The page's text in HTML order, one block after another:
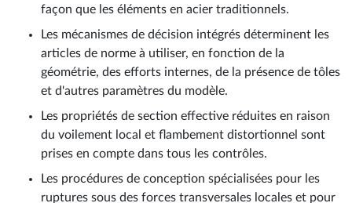
façon que les éléments en acier traditionnels.
Les mécanismes de décision intégrés déterminent les
articles de norme à utiliser, en fonction de la
géométrie, des efforts internes, de la présence de tôles
et d'autres paramètres du modèle.
Les propriétés de section effective réduites en raison
du voilement local et flambement distortionnel sont
prises en compte dans tous les contrôles.
Les procédures de conception spécialisées pour les
ruptures sous des forces transversales locales et pour